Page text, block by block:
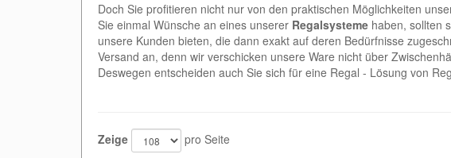
Doch Sie profitieren nicht nur von den praktischen Möglichkeiten
Sie einmal Wünsche an eines unserer Regalsysteme haben, sollten
unsere Kunden bieten, die dann exakt auf deren Bedürfnisse
Versand an, denn wir verschicken unsere Ware nicht über
Deswegen entscheiden auch Sie sich für eine Regal - Lösung von
Zeige pro Seite